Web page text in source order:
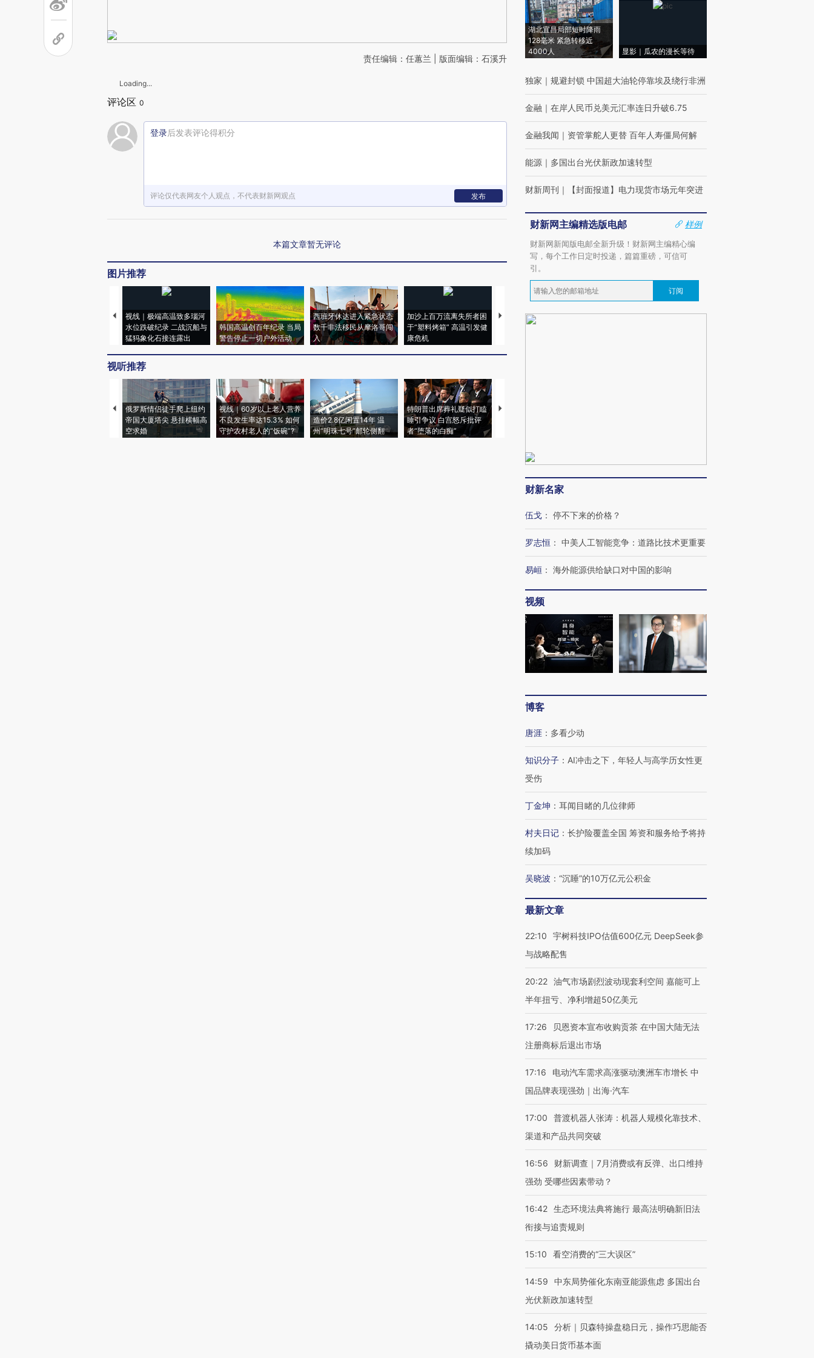
责任编辑：任蕙兰 | 版面编辑：石溪升
Loading...
评论区 0
登录后发表评论得积分
评论仅代表网友个人观点，不代表财新网观点 发布
本篇文章暂无评论
图片推荐
视线｜极端高温致多瑙河
水位跌破纪录 二战沉船与
猛犸象化石接连露出
韩国高温创百年纪录 当局
警告停止一切户外活动
西班牙休达进入紧急状态
数千非法移民从摩洛哥闯
入
加沙上百万流离失所者困
于“塑料烤箱” 高温引发健
康危机
视线｜HYROX的吸金
术：是什么让中产们甘
马航飞行员跨国走私7万
视线｜被称为“蟑螂”的印
视听推荐
俄罗斯情侣徒手爬上纽约
帝国大厦塔尖 悬挂横幅高
空求婚
视线｜60岁以上老人营养
不良发生率达15.3% 如何
守护农村老人的“饭碗”?
造价2.8亿闲置14年 温
州“明珠七号”邮轮侧翻
特朗普出席葬礼疑似打瞌
睡引争议 白宫怒斥批评
者“堕落的白痴”
视线｜全球最热百城独占
湖北宜昌局部短时降雨
128毫米 紧急转移近
4000人
显影｜瓜农的漫长等待
独家 ｜ 规避封锁 中国超大油轮停靠埃及绕行非洲
金融 ｜ 在岸人民币兑美元汇率连日升破6.75
金融我闻 ｜ 资管掌舵人更替 百年人寿僵局何解
能源 ｜ 多国出台光伏新政加速转型
财新周刊 ｜ 【封面报道】电力现货市场元年突进
财新网主编精选版电邮
样例
财新网新闻版电邮全新升级！财新网主编精心编
写，每个工作日定时投递，篇篇重磅，可信可
引。
订阅
财新名家
伍戈 ： 停不下来的价格？
罗志恒 ： 中美人工智能竞争：道路比技术更重要
易峘 ： 海外能源供给缺口对中国的影响
视频
博客
唐涯 ： 多看少动
知识分子 ： AI冲击之下，年轻人与高学历女性更
受伤
丁金坤 ： 耳闻目睹的几位律师
村夫日记 ： 长护险覆盖全国 筹资和服务给予将持
续加码
吴晓波 ： “沉睡”的10万亿元公积金
最新文章
22:10
宇树科技IPO估值600亿元 DeepSeek参
与战略配售
20:22 油气市场剧烈波动现套利空间 嘉能可上
半年扭亏、净利增超50亿美元
17:26
贝恩资本宣布收购贡茶 在中国大陆无法
注册商标后退出市场
17:16
电动汽车需求高涨驱动澳洲车市增长 中
国品牌表现强劲｜出海·汽车
17:00
普渡机器人张涛：机器人规模化靠技术、
渠道和产品共同突破
16:56
财新调查｜7月消费或有反弹、出口维持
强劲 受哪些因素带动？
16:42 生态环境法典将施行 最高法明确新旧法
衔接与追责规则
15:10 看空消费的“三大误区”
14:59
中东局势催化东南亚能源焦虑 多国出台
光伏新政加速转型
14:05
分析｜贝森特操盘稳日元，操作巧思能否
撬动美日货币基本面